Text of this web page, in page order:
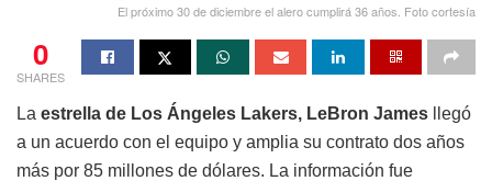
El próximo 30 de diciembre el alero cumplirá 36 años. Foto cortesía
0
SHARES
La estrella de Los Ángeles Lakers, LeBron James llegó
a un acuerdo con el equipo y amplia su contrato dos años
más por 85 millones de dólares. La información fue